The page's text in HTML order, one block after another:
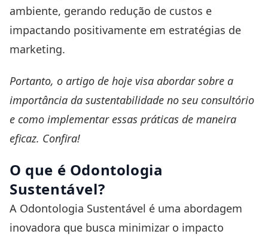
ambiente, gerando redução de custos e
impactando positivamente em estratégias de
marketing.
Portanto, o artigo de hoje visa abordar sobre a
importância da sustentabilidade no seu consultório
e como implementar essas práticas de maneira
eficaz. Confira!
O que é Odontologia
Sustentável?
A Odontologia Sustentável é uma abordagem
inovadora que busca minimizar o impacto